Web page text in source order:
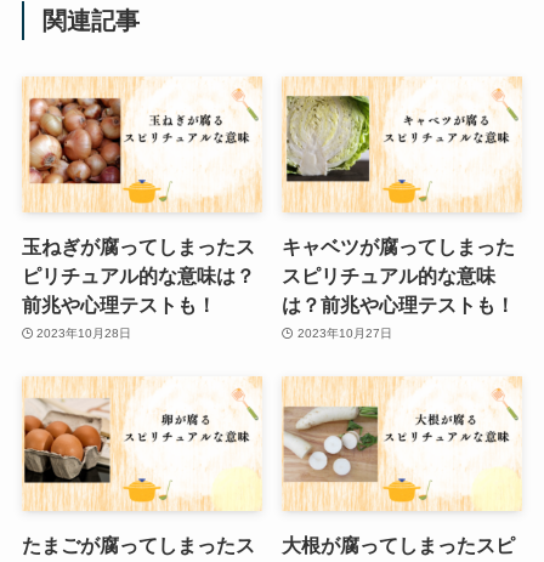
関連記事
玉ねぎが腐ってしまったス
ピリチュアル的な意味は？
前兆や心理テストも！
2023年10月28日
キャベツが腐ってしまった
スピリチュアル的な意味
は？前兆や心理テストも！
2023年10月27日
たまごが腐ってしまったス
大根が腐ってしまったスピ